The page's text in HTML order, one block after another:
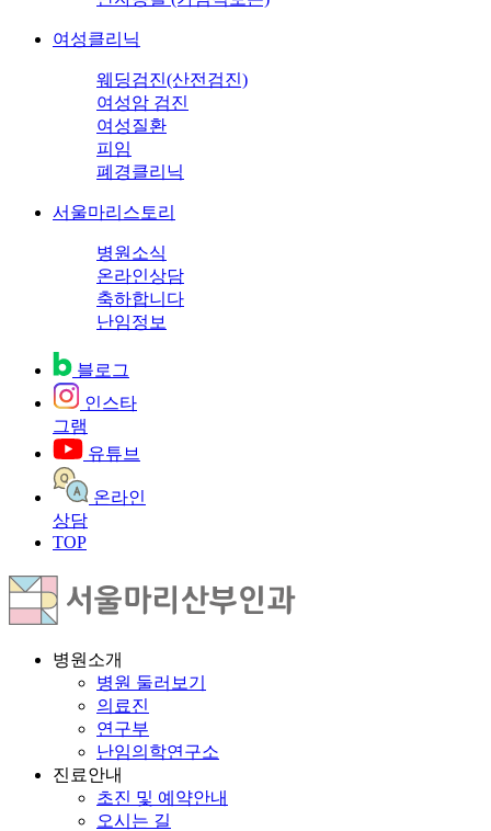
여성클리닉
웨딩검진(산전검진)
여성암 검진
여성질환
피임
폐경클리닉
서울마리스토리
병원소식
온라인상담
축하합니다
난임정보
블로그
인스타
그램
유튜브
온라인
상담
TOP
병원소개
병원 둘러보기
의료진
연구부
난임의학연구소
진료안내
초진 및 예약안내
오시는 길